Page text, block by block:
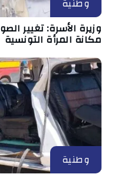
وطنية
وزيرة الأسرة: تغيير
مكانة المرأة التونسية
وطنية